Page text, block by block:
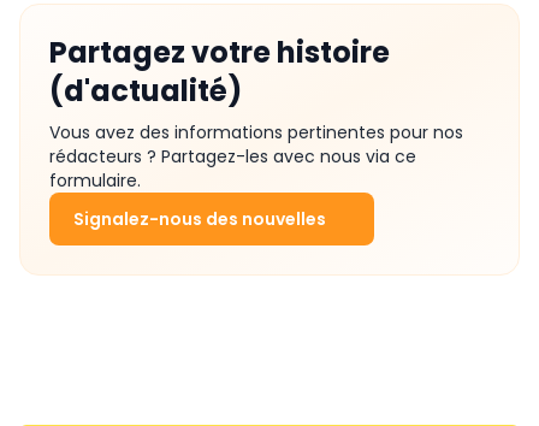
Partagez votre histoire
(d'actualité)
Vous avez des informations pertinentes pour nos
rédacteurs ? Partagez-les avec nous via ce
formulaire.
Signalez-nous des nouvelles